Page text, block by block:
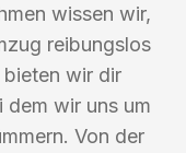
wissen wir,
reibungslos
wir dir
dem wir uns um
Von der